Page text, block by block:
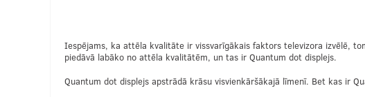
Iespējams, ka attēla kvalitāte ir vissvarīgākais faktors televizora izvēlē,
piedāvā labāko no attēla kvalitātēm, un tas ir Quantum dot displejs.
Quantum dot displejs apstrādā krāsu visvienkāršākajā līmenī. Bet kas ir